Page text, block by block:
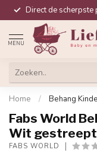
Direct de scherpste
MENU
Home / Behang
Fabs World
Wit gestreept
FABS WORLD